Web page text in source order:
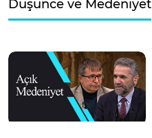
Düşünce ve Medeniyet